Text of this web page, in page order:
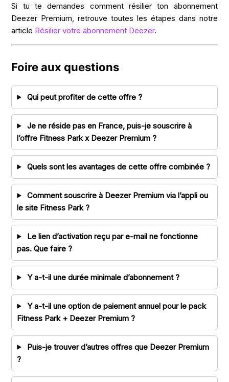
Si tu te demandes comment résilier ton abonnement
Deezer Premium, retrouve toutes les étapes dans notre
article Résilier votre abonnement Deezer.
Foire aux questions
Qui peut profiter de cette offre ?
Je ne réside pas en France, puis-je souscrire à
l’offre Fitness Park x Deezer Premium ?
Quels sont les avantages de cette offre combinée ?
Comment souscrire à Deezer Premium via l’appli ou
le site Fitness Park ?
Le lien d’activation reçu par e-mail ne fonctionne
pas. Que faire ?
Y a-t-il une durée minimale d’abonnement ?
Y a-t-il une option de paiement annuel pour le pack
Fitness Park + Deezer Premium ?
Puis-je trouver d’autres offres que Deezer Premium
?